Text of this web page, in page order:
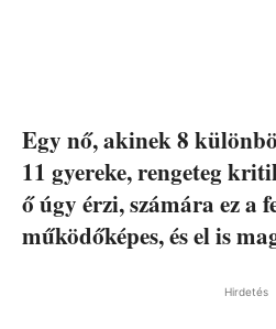
Egy nő, akinek 8
11 gyereke, rengeteg
ő úgy érzi, számára ez a
működőképes, és el is
Hirdetés